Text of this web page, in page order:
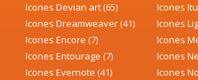
Icones Devian art(65)
Icones Dreamweaver (41)
Icones Encore (7)
Icones Entourage (7)
Icones Evernote (41)
Icones
Icones
Icones
Icones
Icones